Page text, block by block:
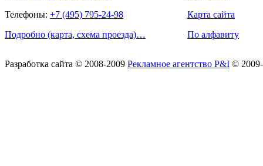
Телефоны: +7 (495) 795-24-98
Подробно (карта, схема проезда)…
Карта сайта
По алфавиту
Разработка сайта © 2008-2009 Рекламное агентство P&I ©